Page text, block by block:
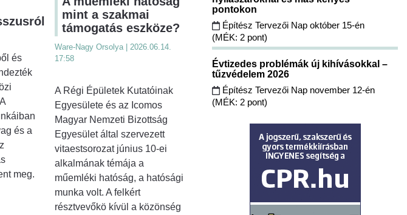
és
és a
meg.
mint a szakmai
támogatás eszköze?
Ware-Nagy Orsolya | 2026.06.14.
17:58
A Régi Épületek Kutatóinak
Egyesülete és az Icomos
Magyar Nemzeti Bizottság
Egyesület által szervezett
vitaestsorozat június 10-ei
alkalmának témája a
műemléki hatóság, a hatósági
munka volt. A felkért
résztvevőkö kívül a közönség
pontokon
Építész Tervezői Nap október 15-én
(MÉK: 2 pont)
Évtizedes problémák új kihívásokkal –
tűzvédelem 2026
Építész Tervezői Nap november 12-én
(MÉK: 2 pont)